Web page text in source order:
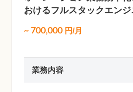
おけるフルスタックエン
~ 700,000 円/月
業務内容